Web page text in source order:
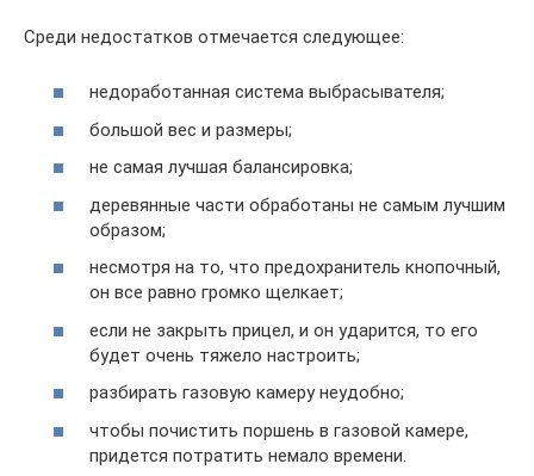
Среди недостатков отмечается следующее:
недоработанная система выбрасывателя;
большой вес и размеры;
не самая лучшая балансировка;
деревянные части обработаны не самым лучшим
образом;
несмотря на то, что предохранитель кнопочный,
он все равно громко щелкает;
если не закрыть прицел, и он ударится, то его
будет очень тяжело настроить;
разбирать газовую камеру неудобно;
чтобы почистить поршень в газовой камере,
придется потратить немало времени.